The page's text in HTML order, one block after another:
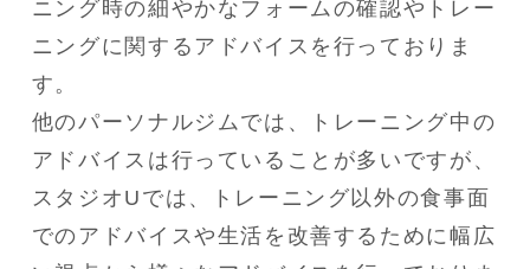
ニング時の細やかなフォームの確認やトレー
ニングに関するアドバイスを行っておりま
す。
他のパーソナルジムでは、トレーニング中の
アドバイスは行っていることが多いですが、
スタジオUでは、トレーニング以外の食事面
でのアドバイスや生活を改善するために幅広